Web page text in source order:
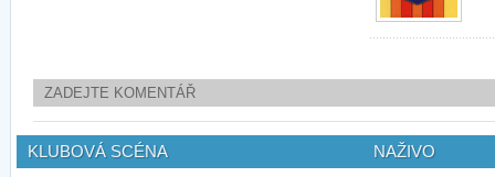
ZADEJTE KOMENTÁŘ
KLUBOVÁ SCÉNA NAŽIVO